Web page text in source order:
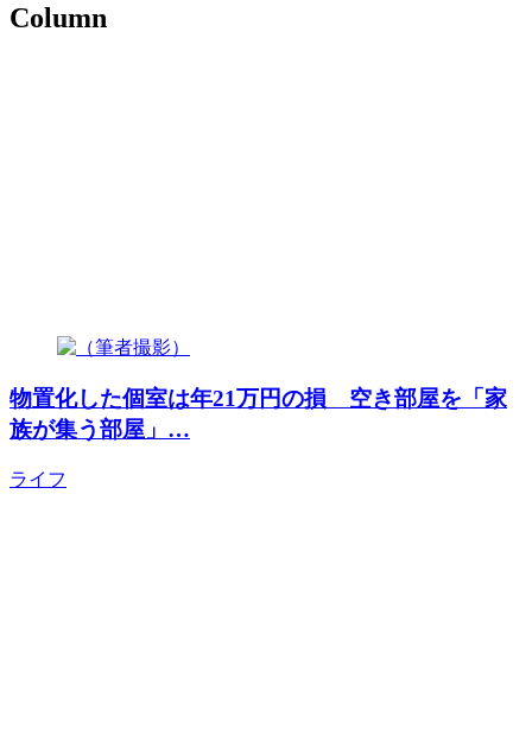
Column
物置化した個室は年21万円の損 空き部屋を「家
族が集う部屋」…
ライフ